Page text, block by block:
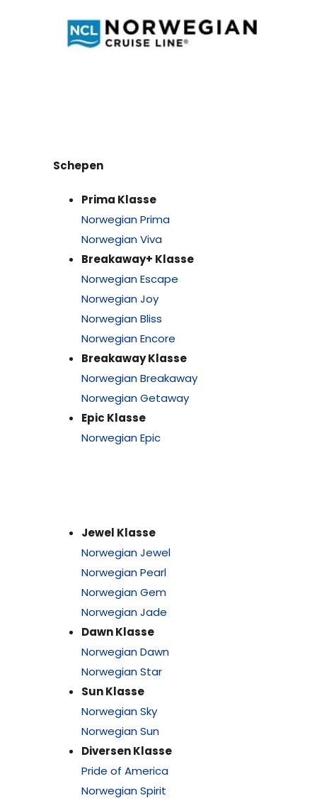
Schepen
Prima Klasse
Norwegian Prima
Norwegian Viva
Breakaway+ Klasse
Norwegian Escape
Norwegian Joy
Norwegian Bliss
Norwegian Encore
Breakaway Klasse
Norwegian Breakaway
Norwegian Getaway
Epic Klasse
Norwegian Epic
Jewel Klasse
Norwegian Jewel
Norwegian Pearl
Norwegian Gem
Norwegian Jade
Dawn Klasse
Norwegian Dawn
Norwegian Star
Sun Klasse
Norwegian Sky
Norwegian Sun
Diversen Klasse
Pride of America
Norwegian Spirit